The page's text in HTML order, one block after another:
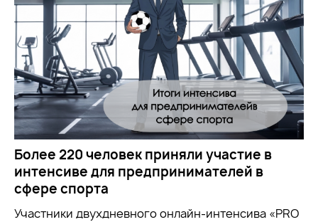
Более 220 человек приняли участие в
интенсиве для предпринимателей в
сфере спорта
Участники двухдневного онлайн-интенсива «PRO